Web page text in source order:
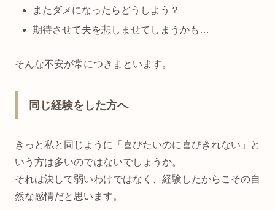
またダメになったらどうしよう？
期待させて夫を悲しませてしまうかも…
そんな不安が常につきまといます。
同じ経験をした方へ
きっと私と同じように「喜びたいのに喜びきれない」と
いう方は多いのではないでしょうか。
それは決して弱いわけではなく、経験したからこその自
然な感情だと思います。